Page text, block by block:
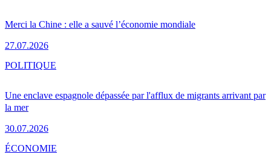
Merci la Chine : elle a sauvé l’économie mondiale
27.07.2026
Une enclave espagnole dépassée par l'afflux de migrants arrivant par
la mer
30.07.2026
POLITIQUE
ÉCONOMIE